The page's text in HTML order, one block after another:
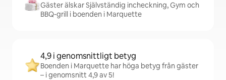
Gäster älskar Självständig incheckning, Gym och
BBQ-grill i boenden i Marquette
4,9 i genomsnittligt betyg
Boenden i Marquette har höga betyg från gäster
– i genomsnitt 4,9 av 5!